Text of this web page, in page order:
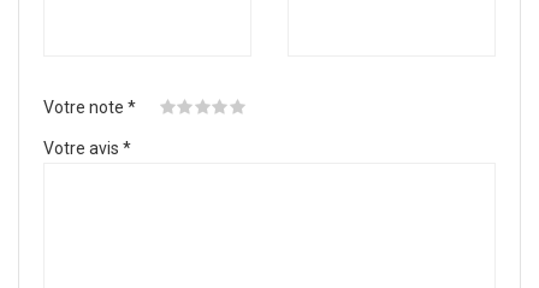
Votre note *
Votre avis *